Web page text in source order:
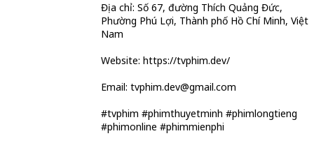
Địa chỉ: Số 67, đường Thích Quảng Đức,
Phường Phú Lợi, Thành phố Hồ Chí Minh, Việt
Nam
Website: https://tvphim.dev/
Email: tvphim.dev@gmail.com
#tvphim #phimthuyetminh #phimlongtieng
#phimonline #phimmienphi